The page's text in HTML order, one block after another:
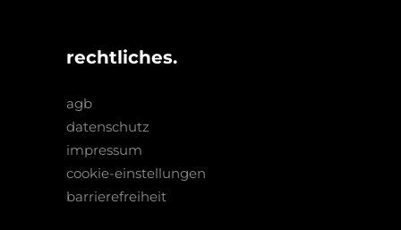
rechtliches.
agb
datenschutz
impressum
cookie-einstellungen
barrierefreiheit